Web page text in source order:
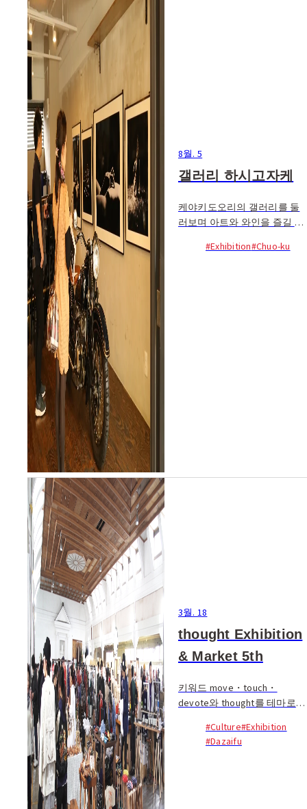
8월. 5
갤러리 하시고자케
케야키도오리의 갤러리를 둘
러보며 아트와 와인을 즐길 수
외에 맥주와 소프트드링크도
#Exhibition#Chuo-ku
3월. 18
thought Exhibition
& Market 5th
키워드 move・touch・
devote와 thought를 테마로
‘thought’.#Culture#Exhibition
#Dazaifu